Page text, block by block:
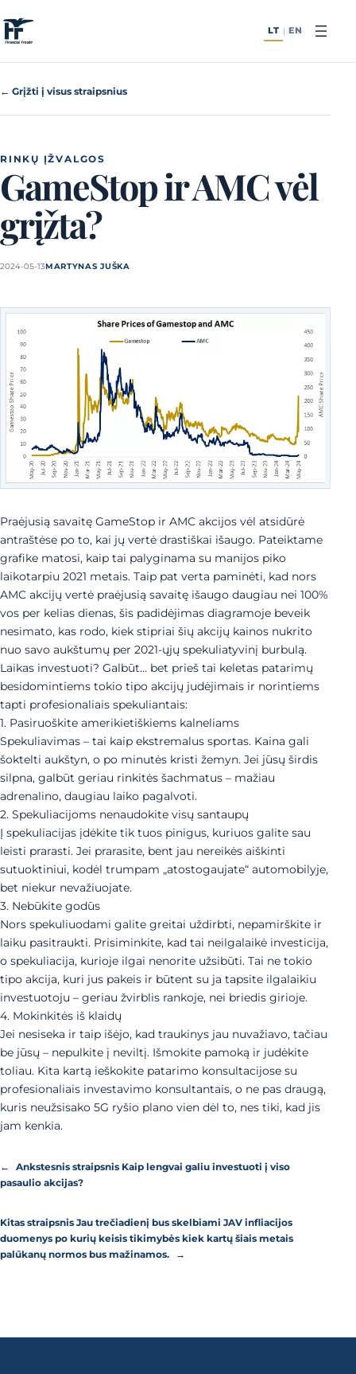
LT | EN
← Grįžti į visus straipsnius
RINKŲ ĮŽVALGOS
GameStop ir AMC vėl
grįžta?
2024-05-13MARTYNAS JUŠKA
Praėjusią savaitę GameStop ir AMC akcijos vėl atsidūrė
antraštėse po to, kai jų vertė drastiškai išaugo. Pateiktame
grafike matosi, kaip tai palyginama su manijos piko
laikotarpiu 2021 metais. Taip pat verta paminėti, kad nors
AMC akcijų vertė praėjusią savaitę išaugo daugiau nei 100%
vos per kelias dienas, šis padidėjimas diagramoje beveik
nesimato, kas rodo, kiek stipriai šių akcijų kainos nukrito
nuo savo aukštumų per 2021-ųjų spekuliatyvinį burbulą.
Laikas investuoti? Galbūt… bet prieš tai keletas patarimų
besidomintiems tokio tipo akcijų judėjimais ir norintiems
tapti profesionaliais spekuliantais:
1. Pasiruoškite amerikietiškiems kalneliams
Spekuliavimas – tai kaip ekstremalus sportas. Kaina gali
šoktelti aukštyn, o po minutės kristi žemyn. Jei jūsų širdis
silpna, galbūt geriau rinkitės šachmatus – mažiau
adrenalino, daugiau laiko pagalvoti.
2. Spekuliacijoms nenaudokite visų santaupų
Į spekuliacijas įdėkite tik tuos pinigus, kuriuos galite sau
leisti prarasti. Jei prarasite, bent jau nereikės aiškinti
sutuoktiniui, kodėl trumpam „atostogaujate“ automobilyje,
bet niekur nevažiuojate.
3. Nebūkite godūs
Nors spekuliuodami galite greitai uždirbti, nepamirškite ir
laiku pasitraukti. Prisiminkite, kad tai neilgalaikė investicija,
o spekuliacija, kurioje ilgai nenorite užsibūti. Tai ne tokio
tipo akcija, kuri jus pakeis ir būtent su ja tapsite ilgalaikiu
investuotoju – geriau žvirblis rankoje, nei briedis girioje.
4. Mokinkitės iš klaidų
Jei nesiseka ir taip išėjo, kad traukinys jau nuvažiavo, tačiau
be jūsų – nepulkite į neviltį. Išmokite pamoką ir judėkite
toliau. Kita kartą ieškokite patarimo konsultacijose su
profesionaliais investavimo konsultantais, o ne pas draugą,
kuris neužsisako 5G ryšio plano vien dėl to, nes tiki, kad jis
jam kenkia.
← Ankstesnis straipsnis Kaip lengvai galiu investuoti į viso
pasaulio akcijas?
Kitas straipsnis Jau trečiadienį bus skelbiami JAV infliacijos
duomenys po kurių keisis tikimybės kiek kartų šiais metais
palūkanų normos bus mažinamos.
→